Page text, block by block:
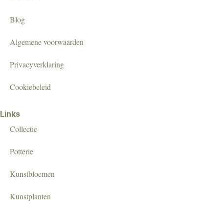
Blog
Algemene voorwaarden
Privacyverklaring
Cookiebeleid
Links
Collectie
Potterie
Kunstbloemen
Kunstplanten